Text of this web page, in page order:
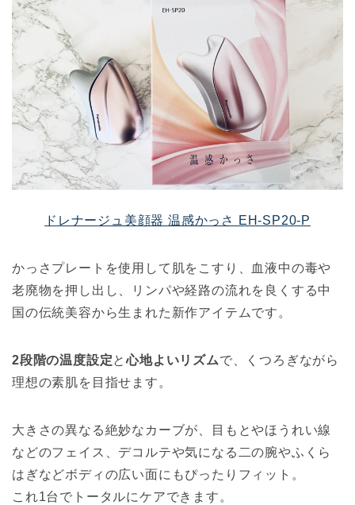
ドレナージュ美顔器 温感かっさ EH-SP20-P
かっさプレートを使用して肌をこすり、血液中の毒や
老廃物を押し出し、リンパや経路の流れを良くする中
国の伝統美容から生まれた新作アイテムです。
2段階の温度設定と心地よいリズムで、くつろぎながら
理想の素肌を目指せます。
大きさの異なる絶妙なカーブが、目もとやほうれい線
などのフェイス、デコルテや気になる二の腕やふくら
はぎなどボディの広い面にもぴったりフィット。
これ1台でトータルにケアできます。